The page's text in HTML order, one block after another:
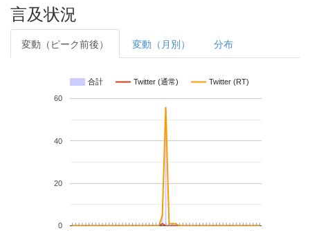
言及状況
変動（ピーク前後） 変動（月別） 分布
合計 Twitter (通常) Twitter (RT)
0
20
40
60